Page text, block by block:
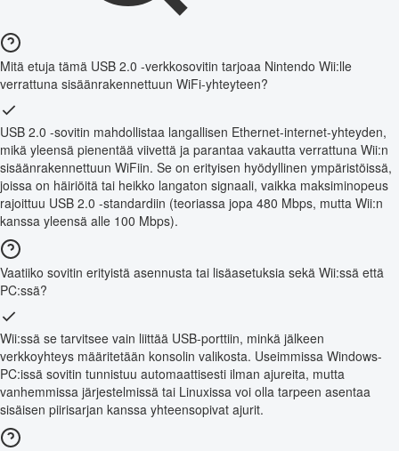
Mitä etuja tämä USB 2.0 -verkkosovitin tarjoaa Nintendo Wii:lle
verrattuna sisäänrakennettuun WiFi-yhteyteen?
USB 2.0 -sovitin mahdollistaa langallisen Ethernet-internet-yhteyden,
mikä yleensä pienentää viivettä ja parantaa vakautta verrattuna Wii:n
sisäänrakennettuun WiFiin. Se on erityisen hyödyllinen ympäristöissä,
joissa on häiriöitä tai heikko langaton signaali, vaikka maksiminopeus
rajoittuu USB 2.0 -standardiin (teoriassa jopa 480 Mbps, mutta Wii:n
kanssa yleensä alle 100 Mbps).
Vaatiiko sovitin erityistä asennusta tai lisäasetuksia sekä Wii:ssä että
PC:ssä?
Wii:ssä se tarvitsee vain liittää USB-porttiin, minkä jälkeen
verkkoyhteys määritetään konsolin valikosta. Useimmissa Windows-
PC:issä sovitin tunnistuu automaattisesti ilman ajureita, mutta
vanhemmissa järjestelmissä tai Linuxissa voi olla tarpeen asentaa
sisäisen piirisarjan kanssa yhteensopivat ajurit.